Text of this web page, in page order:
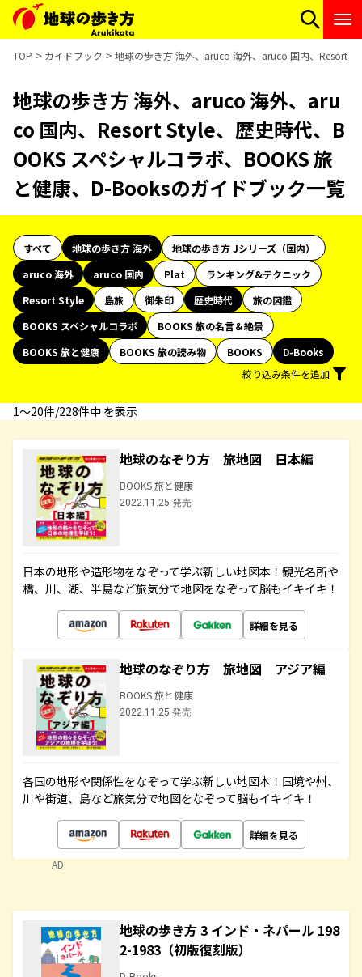
TOP ガイドブック 地球の歩き方 海外、aruco 海外、aruco 国内、Resort
地球の歩き方 海外、aruco 海外、aru
co 国内、Resort Style、歴史時代、B
OOKS スペシャルコラボ、BOOKS 旅
と健康、D-Booksのガイドブック一覧
すべて 地球の歩き方 海外
地球の歩き方 Jシリーズ（国内）
aruco 海外
aruco 国内 Plat
ランキング&テクニック
Resort Style
島旅 御朱印 歴史時代
旅の図鑑
BOOKS スペシャルコラボ
BOOKS 旅の名言＆絶景
BOOKS 旅と健康
BOOKS 旅の読み物 BOOKS
D-Books
絞り込み条件を追加
1〜20件/228件中 を表示
地球のなぞり方 旅地図 日本編
BOOKS 旅と健康
2022.11.25 発売
日本の地形や造形物をなぞって学ぶ新しい地図本！観光名所や
橋、川、湖、半島など旅気分で地図をなぞって脳もイキイキ！
詳細を見る
地球のなぞり方 旅地図 アジア編
BOOKS 旅と健康
2022.11.25 発売
各国の地形や関係性をなぞって学ぶ新しい地図本！国境や州、
川や街道、島など旅気分で地図をなぞって脳もイキイキ！
詳細を見る
AD
地球の歩き方 3 インド・ネパール 198
2-1983（初版復刻版）